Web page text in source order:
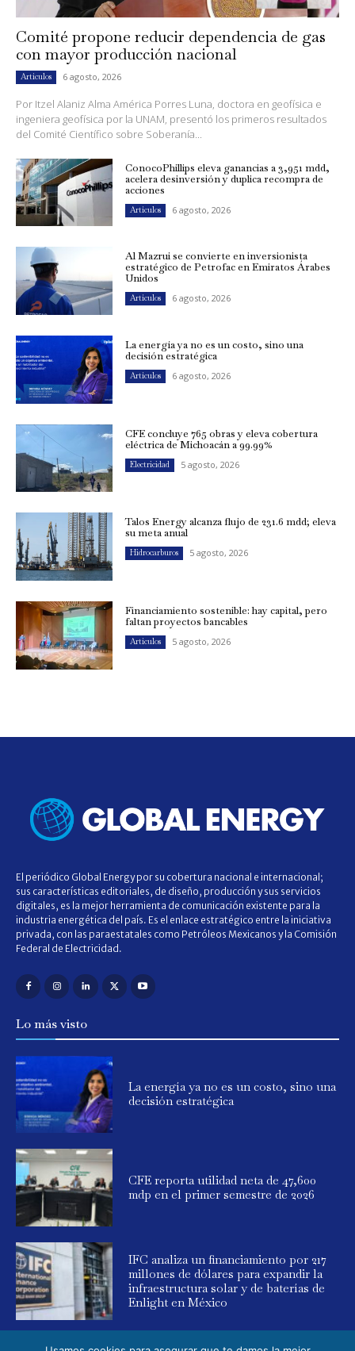
Comité propone reducir dependencia de gas
con mayor producción nacional
Artículos 6 agosto, 2026
Por Itzel Alaniz Alma América Porres Luna, doctora en geofísica e
ingeniera geofísica por la UNAM, presentó los primeros resultados
del Comité Científico sobre Soberanía...
ConocoPhillips eleva ganancias a 3,951 mdd,
acelera desinversión y duplica recompra de
acciones
Artículos 6 agosto, 2026
Al Mazrui se convierte en inversionista
estratégico de Petrofac en Emiratos Árabes
Unidos
Artículos 6 agosto, 2026
La energía ya no es un costo, sino una
decisión estratégica
Artículos 6 agosto, 2026
CFE concluye 765 obras y eleva cobertura
eléctrica de Michoacán a 99.99%
Electricidad 5 agosto, 2026
Talos Energy alcanza flujo de 231.6 mdd; eleva
su meta anual
Hidrocarburos 5 agosto, 2026
Financiamiento sostenible: hay capital, pero
faltan proyectos bancables
Artículos 5 agosto, 2026
El periódico Global Energy por su cobertura nacional e internacional;
sus características editoriales, de diseño, producción y sus servicios
digitales, es la mejor herramienta de comunicación existente para la
industria energética del país. Es el enlace estratégico entre la iniciativa
privada, con las paraestatales como Petróleos Mexicanos y la Comisión
Federal de Electricidad.
Lo más visto
La energía ya no es un costo, sino una
decisión estratégica
CFE reporta utilidad neta de 47,600
mdp en el primer semestre de 2026
IFC analiza un financiamiento por 217
millones de dólares para expandir la
infraestructura solar y de baterías de
Enlight en México